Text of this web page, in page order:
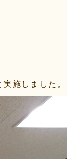
施しました。